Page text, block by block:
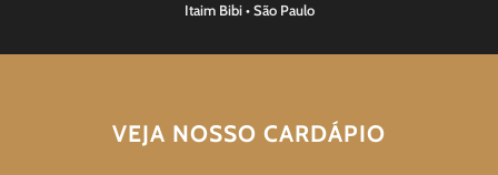
Itaim Bibi • São Paulo
VEJA NOSSO CARDÁPIO